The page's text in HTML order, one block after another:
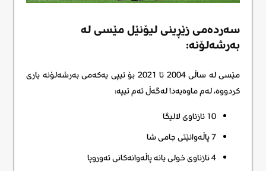
سەردەمی زێڕینی لیۆنێل مێسی لە
بەرشەلۆنە:
مێسی لە ساڵی 2004 تا 2021 بۆ تیپی یەکەمی بەرشەلۆنە یاری
کردووە، لەم ماوەیەدا لەگەڵ ئەم تیپە:
10 نازناوی لالیگا
7 پاڵەوانێتی جامی شا
4 نازناوی خولی یانە پاڵەوانەکانی ئەوروپا